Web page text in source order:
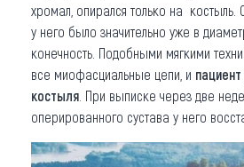
хромал, опирался только на
у него было значительно уже в
конечность. Подобными мягкими
все миофасциальные цепи, и
костыля . При выписке через две
оперированного сустава у него